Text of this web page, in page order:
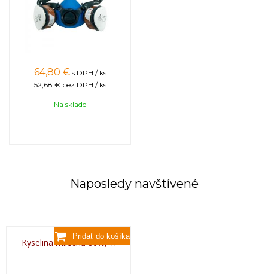
64,80 € s DPH / ks
52,68 € bez DPH / ks
Na sklade
Naposledy navštívené
Kyselina mliečna 80%, 1l